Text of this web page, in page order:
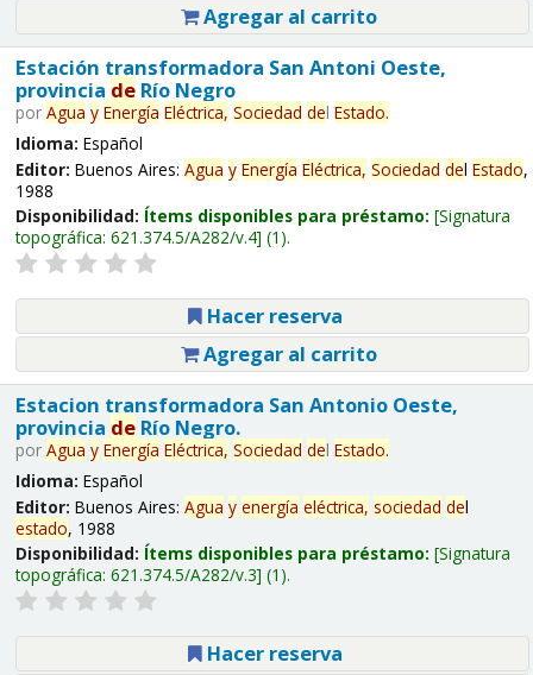
Agregar al carrito
Estación transformadora San Antoni Oeste,
provincia deRío Negro
por Agua y Energía Eléctrica, Sociedad del Estado.
Idioma: Español
Editor: Buenos Aires: Agua y Energía Eléctrica, Sociedad del Estado,
1988
Disponibilidad: Ítems disponibles para préstamo: Signatura
topográfica: 621.374.5/A282/v.4 (1).
Hacer reserva
Agregar al carrito
Estacion transformadora San Antonio Oeste,
provincia deRío Negro.
por Agua y Energía Eléctrica, Sociedad del Estado.
Idioma: Español
Editor: Buenos Aires: Agua y energía eléctrica, sociedad del
estado, 1988
Disponibilidad: Ítems disponibles para préstamo: Signatura
topográfica: 621.374.5/A282/v.3 (1).
Hacer reserva